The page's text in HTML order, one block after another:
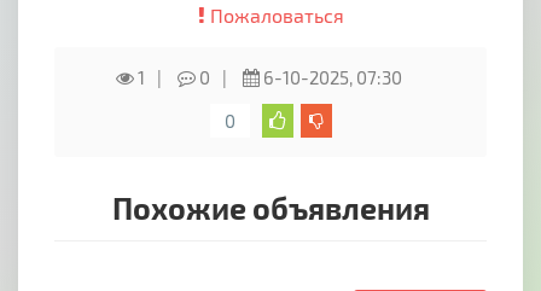
вращения вентилятора, встроенная система
механизм открывания дверки, система
закрывания двери "свободные руки",
полуавтоматическая мойка, возможность
приготовления. По вопросам сотрудничества
связывайтесь с менеджером компании.
Пожаловаться
1 0
6-10-2025, 07:30
0
Похожие объявления